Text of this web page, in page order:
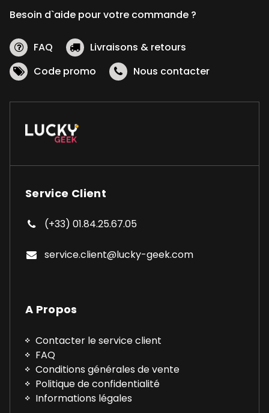
Besoin d`aide pour votre commande ?
FAQ
Livraisons & retours
Code promo
Nous contacter
Service Client
(+33) 01.84.25.67.05
service.client@lucky-geek.com
A Propos
Contacter le service client
FAQ
Conditions générales de vente
Politique de confidentialité
Informations légales